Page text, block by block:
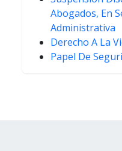
Abogados, En
Administrativa
Derecho A La
Papel De